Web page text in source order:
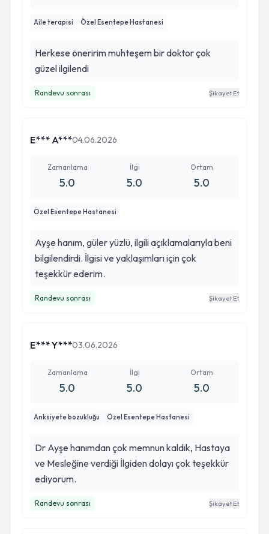
Aile terapisi Özel Esentepe Hastanesi
Herkese öneririm muhteşem bir doktor çok
güzel ilgilendi
Randevu sonrası Şikayet Et
E*** A***04.06.2026
Zamanlama
5.0
İlgi
5.0
Ortam
5.0
Özel Esentepe Hastanesi
Ayşe hanım, güler yüzlü, ilgili açıklamalarıyla beni
bilgilendirdi. İlgisi ve yaklaşımları için çok
teşekkür ederim.
Randevu sonrası Şikayet Et
E*** Y***03.06.2026
Zamanlama
5.0
İlgi
5.0
Ortam
5.0
Anksiyete bozukluğu Özel Esentepe Hastanesi
Dr Ayşe hanımdan çok memnun kaldık, Hastaya
ve Mesleğine verdiği İlgiden dolayı çok teşekkür
ediyorum.
Randevu sonrası Şikayet Et